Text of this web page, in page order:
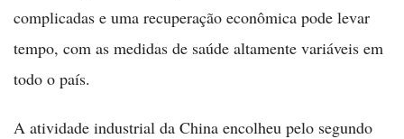
complicadas e uma recuperação econômica pode levar
tempo, com as medidas de saúde altamente variáveis em
todo o país.
A atividade industrial da China encolheu pelo segundo